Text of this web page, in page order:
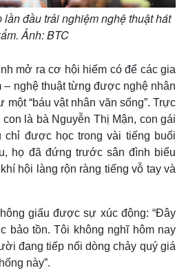
đầu trải nghiệm nghệ thuật hát
Ảnh: BTC
mở ra cơ hội hiếm có để các gia
– nghệ thuật từng được nghệ nhân
“báu vật nhân văn sống”. Trực
là bà Nguyễn Thị Mận, con gái
chỉ được học trong vài tiếng buổi
họ đã đứng trước sân đình biểu
hội làng rộn ràng tiếng vỗ tay và
giấu được sự xúc động: “Đây
bảo tồn. Tôi không nghĩ hôm nay
đang tiếp nối dòng chảy quý giá
này”.